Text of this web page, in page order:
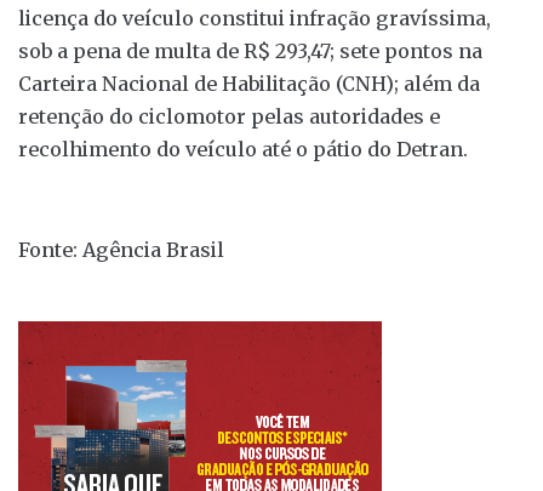
licença do veículo constitui infração gravíssima,
sob a pena de multa de R$ 293,47; sete pontos na
Carteira Nacional de Habilitação (CNH); além da
retenção do ciclomotor pelas autoridades e
recolhimento do veículo até o pátio do Detran.
Fonte: Agência Brasil